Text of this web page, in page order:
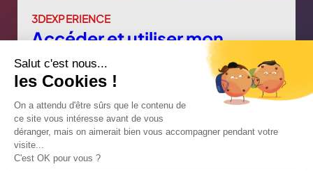
3DEXPERIENCE
Accéder et utiliser mon
3DEXPERIENCE
SOLIDWORKS
Vous débutez avec SOLIDWORKS Connected ?
Ce cours vous guide étape par étape pour activer
votre plateforme, installer le logiciel et